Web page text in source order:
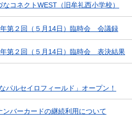
なコネクトWEST（旧牟礼西小学校）
第２回（５月14日）臨時会 会議録
第２回（５月14日）臨時会 表決結果
パルセイロフィールド」オープン！
ンバーカードの継続利用について